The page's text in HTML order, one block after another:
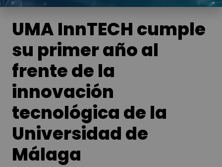
UMA InnTECH cumple
su primer año al
frente de la
innovación
tecnológica de la
Universidad de
Málaga